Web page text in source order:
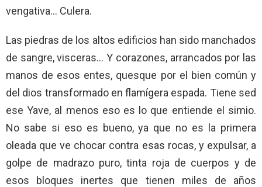
vengativa… Culera.
Las piedras de los altos edificios han sido manchados
de sangre, visceras… Y corazones, arrancados por las
manos de esos entes, quesque por el bien común y
del dios transformado en flamígera espada. Tiene sed
ese Yave, al menos eso es lo que entiende el simio.
No sabe si eso es bueno, ya que no es la primera
oleada que ve chocar contra esas rocas, y expulsar, a
golpe de madrazo puro, tinta roja de cuerpos y de
esos bloques inertes que tienen miles de años